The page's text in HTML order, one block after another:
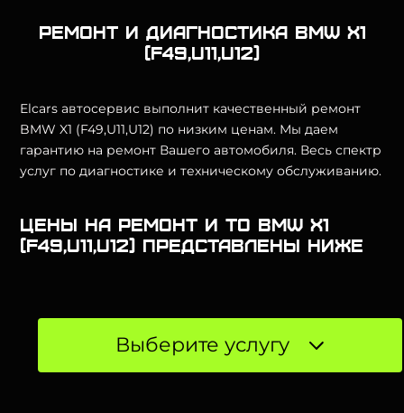
Ремонт и диагностика BMW X1
(F49,U11,U12)
Elcars автосервис выполнит качественный ремонт
BMW X1 (F49,U11,U12) по низким ценам. Мы даем
гарантию на ремонт Вашего автомобиля. Весь спектр
услуг по диагностике и техническому обслуживанию.
Цены на ремонт и ТО BMW X1
(F49,U11,U12) представлены ниже
Выберите услугу